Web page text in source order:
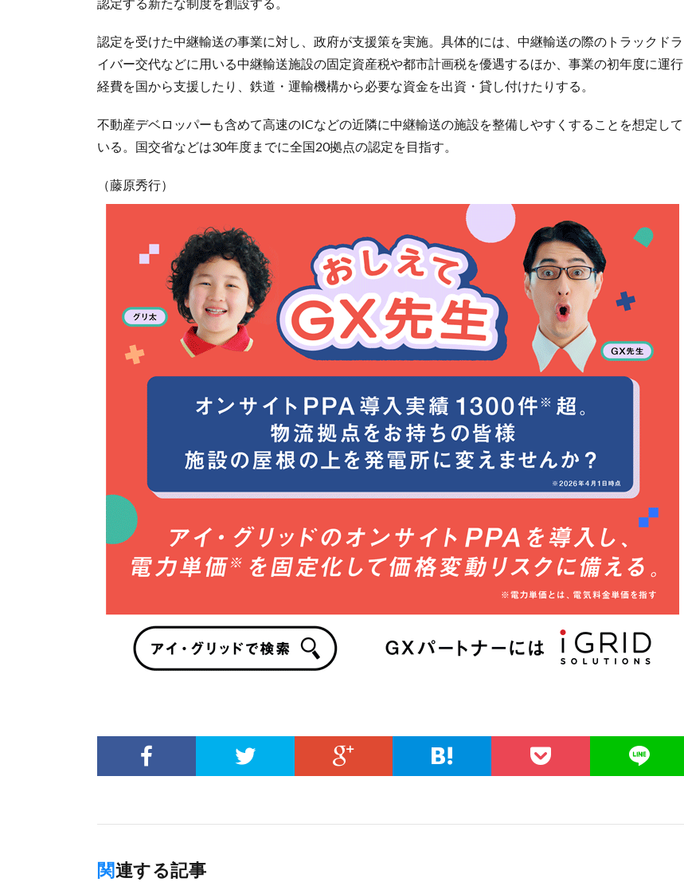
認定を受けた中継輸送の事業に対し、政府が支援策を実施。具体的には、中継輸送の際のトラックドラ
イバー交代などに用いる中継輸送施設の固定資産税や都市計画税を優遇するほか、事業の初年度に運行
経費を国から支援したり、鉄道・運輸機構から必要な資金を出資・貸し付けたりする。
不動産デベロッパーも含めて高速のICなどの近隣に中継輸送の施設を整備しやすくすることを想定して
いる。国交省などは30年度までに全国20拠点の認定を目指す。
（藤原秀行）
関連する記事